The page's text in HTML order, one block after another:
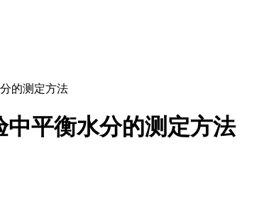
的测定方法
中平衡水分的测定方法